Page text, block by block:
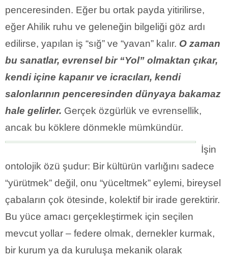
penceresinden. Eğer bu ortak payda yitirilirse,
eğer Ahilik ruhu ve geleneğin bilgeliği göz ardı
edilirse, yapılan iş “sığ” ve “yavan” kalır. O zaman
bu sanatlar, evrensel bir “Yol” olmaktan çıkar,
kendi içine kapanır ve icracıları, kendi
salonlarının penceresinden dünyaya bakamaz
hale gelirler. Gerçek özgürlük ve evrensellik,
ancak bu köklere dönmekle mümkündür.
İşin
ontolojik özü şudur: Bir kültürün varlığını sadece
“yürütmek” değil, onu “yüceltmek” eylemi, bireysel
çabaların çok ötesinde, kolektif bir irade gerektirir.
Bu yüce amacı gerçekleştirmek için seçilen
mevcut yollar – federe olmak, dernekler kurmak,
bir kurum ya da kuruluşa mekanik olarak